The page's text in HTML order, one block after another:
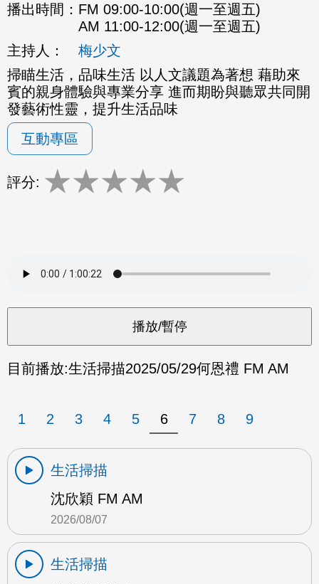
播出時間： FM 09:00-10:00(週一至週五)
AM 11:00-12:00(週一至週五)
主持人：
梅少文
掃瞄生活，品味生活 以人文議題為著想 藉助來
賓的親身體驗與專業分享 進而期盼與聽眾共同開
發藝術性靈，提升生活品味
互動專區
評分: ★★★★★
目前播放:生活掃描2025/05/29何恩禮 FM AM
1 2 3 4 5 6 7 8 9
生活掃描
沈欣穎 FM AM
2026/08/07
生活掃描